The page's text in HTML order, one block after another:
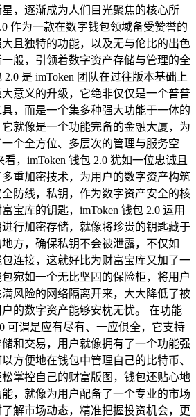
，逐渐成为人们目光聚焦的核心所
作为一款在数字钱包领域备受赞誉的
且独特的功能，以及无与伦比的出色
般，引领着数字资产存储与管理的全
2.0 是 imToken 团队在过往版本基础上
意义的升级，它绝非仅仅是一个普普
，而是一个集多种强大功能于一体的
就像是一个功能完备的金融大厦，为
个全方位、多层次的管理与服务空
，imToken 钱包 2.0 犹如一位忠诚且
重加密技术，为用户的数字资产构筑
防线，私钥，作为数字资产安全的核
宝库的钥匙，imToken 钱包 2.0 运用
行加密存储，就像将珍贵的钥匙藏于
方，确保私钥不会被泄露，不仅如
连接，这就好比为财富宝库又加了一
宛如一个无比坚固的保险柜，将用户
风险的网络隔离开来，大大降低了被
的数字资产能够安枕无忧。 在功能
可谓是应有尽有、一应俱全，它支持
和交易，用户就像拥有了一个功能强
方便地在钱包中管理自己的比特币、
掌控自己的财富版图，钱包还贴心地
，就像为用户配备了一个专业的市场
解市场动态，精准把握投资机会，更